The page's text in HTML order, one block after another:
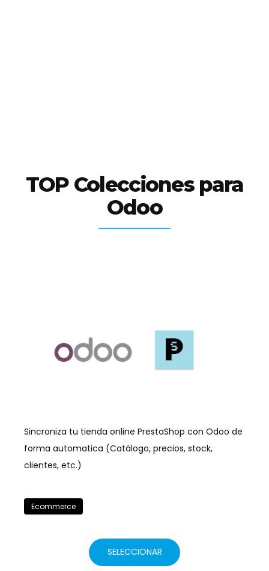
TOP Colecciones para
Odoo
Sincroniza tu tienda online PrestaShop con Odoo de
forma automatica (Catálogo, precios, stock,
clientes, etc.)
Ecommerce
SELECCIONAR